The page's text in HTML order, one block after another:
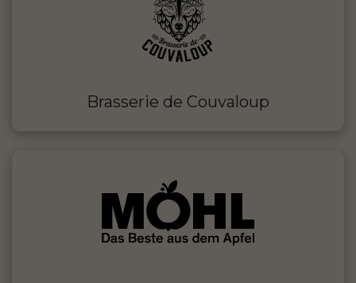
Brasserie de Couvaloup